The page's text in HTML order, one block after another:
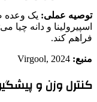
توصیه عملی: یک وعده
اسپیرولینا و دانه چیا
فراهم کند.
منبع:
کنترل وزن و